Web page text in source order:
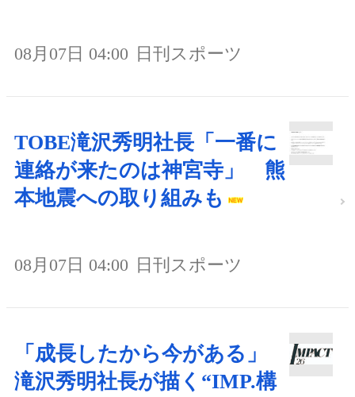
08月07日 04:00 日刊スポーツ
TOBE滝沢秀明社長「一番に
連絡が来たのは神宮寺」 熊
本地震への取り組みも
08月07日 04:00 日刊スポーツ
「成長したから今がある」
滝沢秀明社長が描く“IMP.構